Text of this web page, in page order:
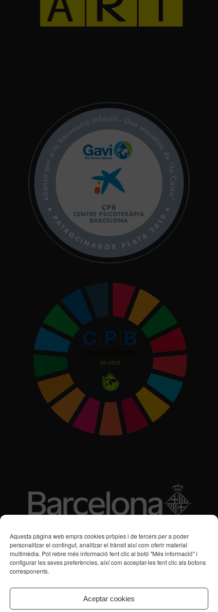
Aquesta pàgina web empra cookies pròpies i de tercers per a poder
personalitzar el contingut, analitzar el trànsit així com oferir material
multimèdia. Pot rebre més informació fent clic al botó "Més informació" i
configurar les seves preferències, així com acceptar-les fent clic als botons
corresponents.
Aceptar cookies
Subvencions des de 2016
Programa de Vacances/Suport Respir Familiar
Transtorns de Salut Mental